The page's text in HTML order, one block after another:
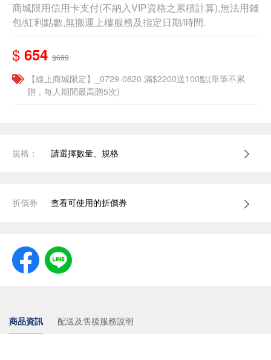
商城限用信用卡支付(不納入VIP資格之累積計算),無法用錢
包/紅利點數,無搬運上樓服務及指定日期/時間.
$ 654 $699
【線上商城限定】_0729-0820 滿$2200送100點(單筆不累
贈，每人期間最高贈5次)
規格： 請選擇數量、規格
折價券 查看可使用的折價券
商品資訊 配送及售後服務說明